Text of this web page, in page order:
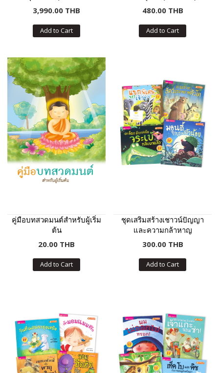
พูดได้ ไม่มีหนังสือในชุด)
3,990.00 THB
Add to Cart
เล่ม
480.00 THB
Add to Cart
คู่มือบทสวดมนต์สำหรับผู้เริ่ม
ต้น
20.00 THB
Add to Cart
ชุดเสริมสร้างเชาวน์ปัญญา
และความกล้าหาญ
300.00 THB
Add to Cart